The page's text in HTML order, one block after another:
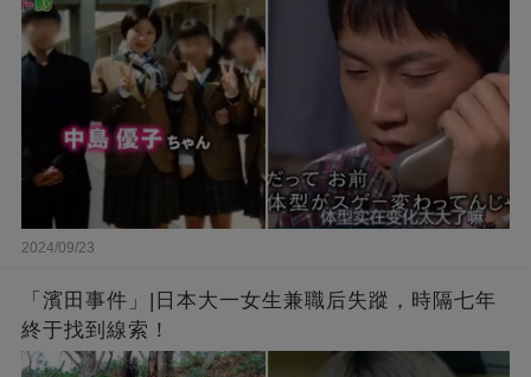
2024/09/23
「濱田事件」|日本大一女生兼職后失蹤，時隔七年
終于找到線索！